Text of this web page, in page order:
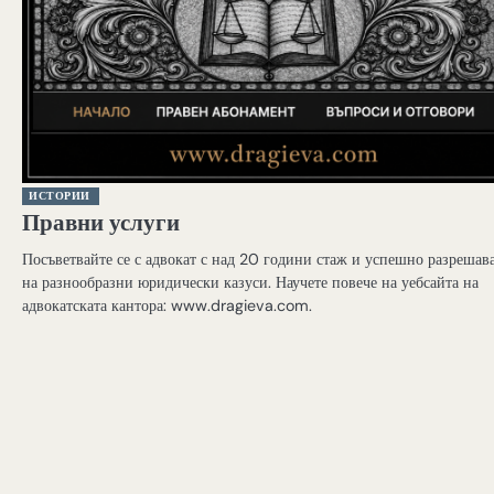
ИСТОРИИ
Правни услуги
Посъветвайте се с адвокат с над 20 години стаж и успешно
на разнообразни юридически казуси. Научете повече на уебсайта на
адвокатската кантора: www.dragieva.com.